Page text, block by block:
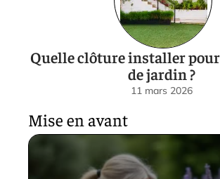
Quelle clôture installer
de jardin ?
11 mars 2026
Mise en avant